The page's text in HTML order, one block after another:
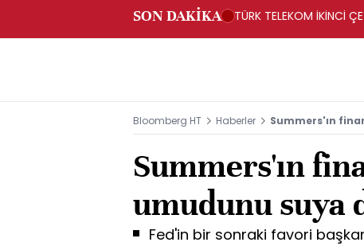
SON DAKİKA TÜRK TELEKOM İKİNCİ
Bloomberg HT Haberler Summers'ın
Summers'ın
umudunu suya
Fed'in bir sonraki favori